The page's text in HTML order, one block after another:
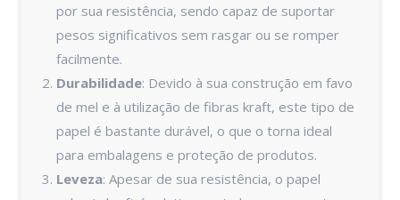
por sua resistência, sendo capaz de suportar
pesos significativos sem rasgar ou se romper
facilmente.
Durabilidade: Devido à sua construção em favo
de mel e à utilização de fibras kraft, este tipo de
papel é bastante durável, o que o torna ideal
para embalagens e proteção de produtos.
Leveza: Apesar de sua resistência, o papel